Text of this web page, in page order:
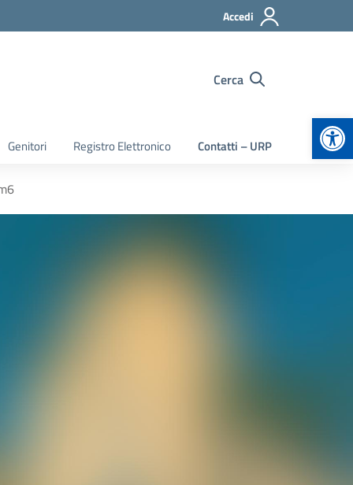
Accedi
Cerca
Genitori Registro Elettronico Contatti – URP